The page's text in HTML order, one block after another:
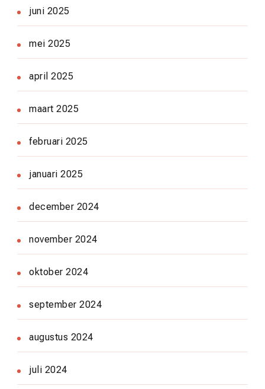
juni 2025
mei 2025
april 2025
maart 2025
februari 2025
januari 2025
december 2024
november 2024
oktober 2024
september 2024
augustus 2024
juli 2024